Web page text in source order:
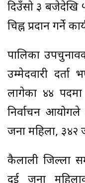
दिउँसो ३ बजेदेखि
चिह्न प्रदान गर्ने
पालिका
उम्मेदवारी
लागेका ४४
निर्वाचन
जना महिला, ३४२
कैलाली जिल्ला